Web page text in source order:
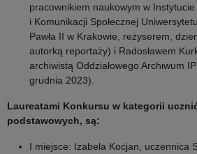
pracownikiem naukowym w
i Komunikacji Społecznej
Pawła II w Krakowie, reżyserem,
autorką reportaży) i Radosławem
archiwistą Oddziałowego Archiwum
grudnia 2023).
Laureatami Konkursu w kategorii
podstawowych, są:
I miejsce: Izabela Kocjan, uczennica